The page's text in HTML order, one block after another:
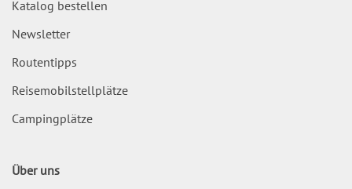
Katalog bestellen
Newsletter
Routentipps
Reisemobilstellplätze
Campingplätze
Über uns